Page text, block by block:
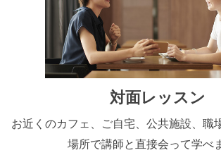
対面レッスン
お近くのカフェ、ご自宅、公共施設、職
場所で講師と直接会って学べ